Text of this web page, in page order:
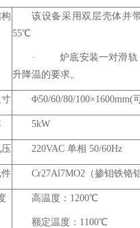
该设备采用双层壳体并
55℃
·
炉底安装一对滑
升降温的要求。
Φ50/60/80/100×1600mm(
5kW
220VAC 单相 50/60Hz
Cr27Al7MO2（掺钼铁铬
高温度：1200℃
额定温度：1100℃